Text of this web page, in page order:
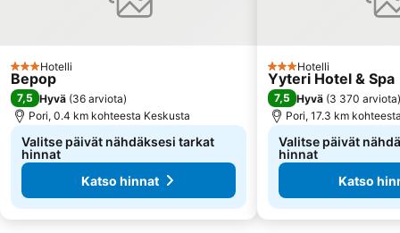
3 Tähtiluokitus
Hotelli
Bepop
7,5 Hyvä (36 arviota)
Pori, 0.4 km kohteesta Keskusta
Valitse päivät nähdäksesi tarkat
hinnat
Katso hinnat
3 Tähtiluokitus
Hotelli
Yyteri Hotel & Spa
7,5 Hyvä (3 370 arviota)
Pori, 17.3 km
Valitse päivät
hinnat
Katso